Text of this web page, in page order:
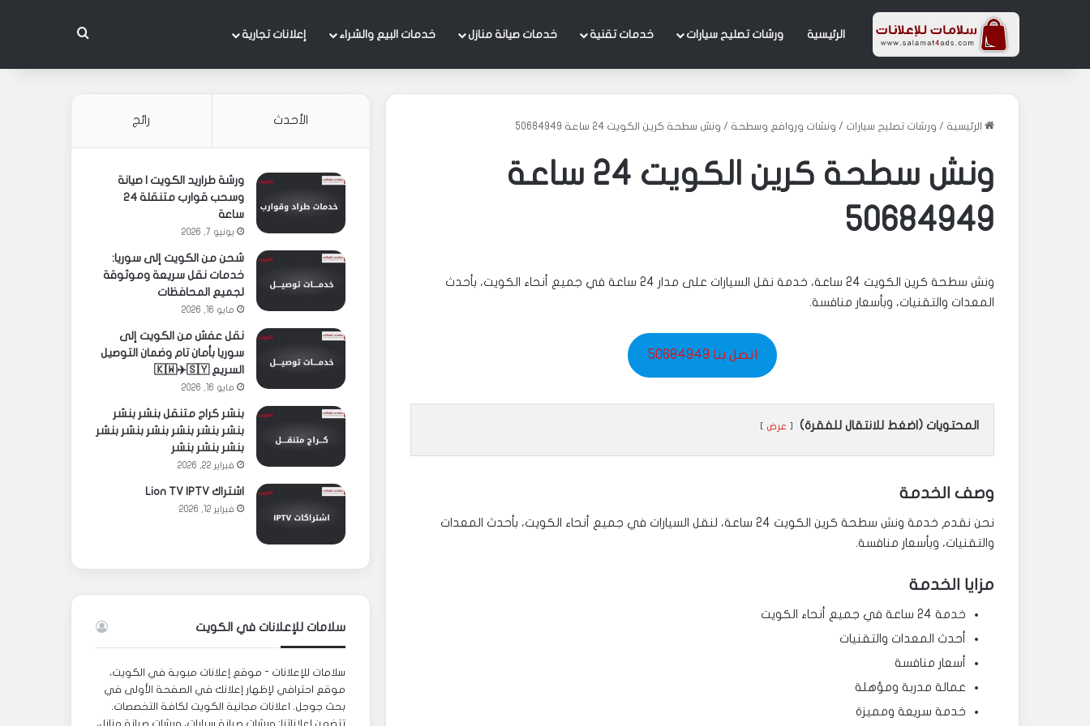
الرئيسية ورشات تصليح سيارات خدمات تقنية خدمات صيانة منازل خدمات البيع والشراء إعلانات تجارية بحث عن
الرئيسية / ورشات تصليح سيارات / ونشات وروافع وسطحة / ونش سطحة كرين الكويت 24 ساعة 50684949
ونش سطحة كرين الكويت 24 ساعة
50684949
ونش سطحة كرين الكويت 24 ساعة، خدمة نقل السيارات على مدار 24 ساعة في جميع أنحاء الكويت، بأحدث
المعدات والتقنيات، وبأسعار منافسة.
اتصل بنا 50684949
المحتويات (اضغط للانتقال للفقرة) عرض
وصف الخدمة
نحن نقدم خدمة ونش سطحة كرين الكويت 24 ساعة، لنقل السيارات في جميع أنحاء الكويت، بأحدث المعدات
والتقنيات، وبأسعار منافسة.
مزايا الخدمة
خدمة 24 ساعة في جميع أنحاء الكويت
أحدث المعدات والتقنيات
أسعار منافسة
عمالة مدربة ومؤهلة
خدمة سريعة ومميزة
الأحدث رائج
ورشة طراريد الكويت | صيانة
وسحب قوارب متنقلة 24
ساعة
يونيو 7, 2026
شحن من الكويت إلى سوريا:
خدمات نقل سريعة وموثوقة
لجميع المحافظات
مايو 16, 2026
نقل عفش من الكويت إلى
سوريا بأمان تام وضمان التوصيل
السريع 🇰🇼✈️🇸🇾
مايو 16, 2026
بنشر كراج متنقل بنشر بنشر
بنشر بنشر بنشر بنشر بنشر بنشر
بنشر بنشر بنشر
فبراير 22, 2026
اشتراك Lion TV IPTV
فبراير 12, 2026
سلامات للإعلانات في الكويت
سلامات للإعلانات - موقع إعلانات مبوبة في الكويت،
موقع احترافي لإظهار إعلانك في الصفحة الأولى في
بحث جوجل. اعلانات مجانية الكويت لكافة التخصصات.
تتضمن إعلاناتنا: ورشات صيانة سيارات، ورشات صيانة منازل،